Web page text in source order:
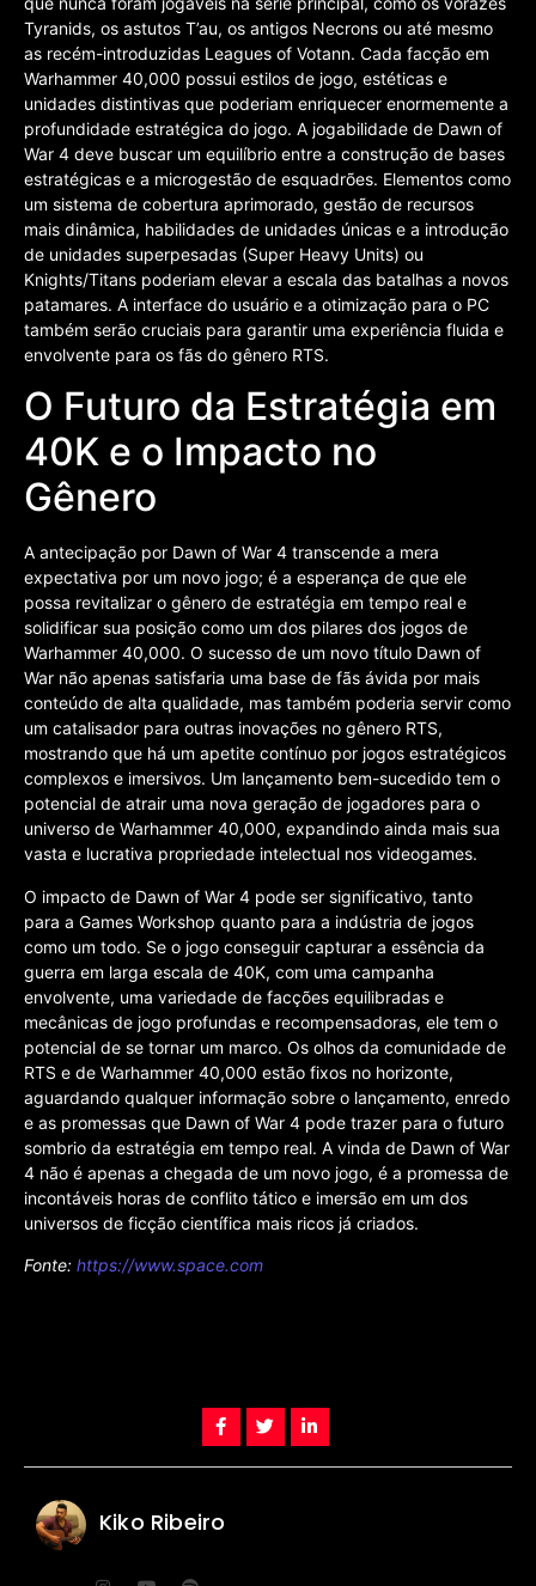
Tyranids, os astutos T’au, os antigos Necrons ou até mesmo
as recém-introduzidas Leagues of Votann. Cada facção em
Warhammer 40,000 possui estilos de jogo, estéticas e
unidades distintivas que poderiam enriquecer enormemente a
profundidade estratégica do jogo. A jogabilidade de Dawn of
War 4 deve buscar um equilíbrio entre a construção de bases
estratégicas e a microgestão de esquadrões. Elementos como
um sistema de cobertura aprimorado, gestão de recursos
mais dinâmica, habilidades de unidades únicas e a introdução
de unidades superpesadas (Super Heavy Units) ou
Knights/Titans poderiam elevar a escala das batalhas a novos
patamares. A interface do usuário e a otimização para o PC
também serão cruciais para garantir uma experiência fluida e
envolvente para os fãs do gênero RTS.
O Futuro da Estratégia em
40K e o Impacto no
Gênero
A antecipação por Dawn of War 4 transcende a mera
expectativa por um novo jogo; é a esperança de que ele
possa revitalizar o gênero de estratégia em tempo real e
solidificar sua posição como um dos pilares dos jogos de
Warhammer 40,000. O sucesso de um novo título Dawn of
War não apenas satisfaria uma base de fãs ávida por mais
conteúdo de alta qualidade, mas também poderia servir como
um catalisador para outras inovações no gênero RTS,
mostrando que há um apetite contínuo por jogos estratégicos
complexos e imersivos. Um lançamento bem-sucedido tem o
potencial de atrair uma nova geração de jogadores para o
universo de Warhammer 40,000, expandindo ainda mais sua
vasta e lucrativa propriedade intelectual nos videogames.
O impacto de Dawn of War 4 pode ser significativo, tanto
para a Games Workshop quanto para a indústria de jogos
como um todo. Se o jogo conseguir capturar a essência da
guerra em larga escala de 40K, com uma campanha
envolvente, uma variedade de facções equilibradas e
mecânicas de jogo profundas e recompensadoras, ele tem o
potencial de se tornar um marco. Os olhos da comunidade de
RTS e de Warhammer 40,000 estão fixos no horizonte,
aguardando qualquer informação sobre o lançamento, enredo
e as promessas que Dawn of War 4 pode trazer para o futuro
sombrio da estratégia em tempo real. A vinda de Dawn of War
4 não é apenas a chegada de um novo jogo, é a promessa de
incontáveis horas de conflito tático e imersão em um dos
universos de ficção científica mais ricos já criados.
Fonte: https://www.space.com
Kiko Ribeiro